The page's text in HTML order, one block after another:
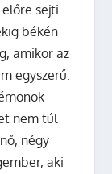
sejti
békén
amikor az
egyszerű:
nem túl
négy
aki